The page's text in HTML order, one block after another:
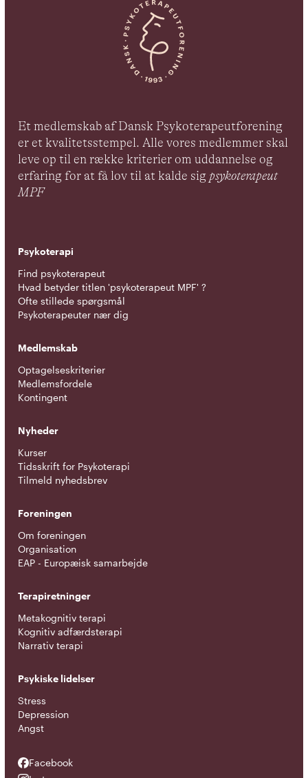
Et medlemskab af Dansk Psykoterapeutforening
er et kvalitetsstempel. Alle vores medlemmer skal
leve op til en række kriterier om uddannelse og
erfaring for at få lov til at kalde sig psykoterapeut
MPF
Psykoterapi
Find psykoterapeut
Hvad betyder titlen 'psykoterapeut MPF' ?
Ofte stillede spørgsmål
Psykoterapeuter nær dig
Medlemskab
Optagelseskriterier
Medlemsfordele
Kontingent
Nyheder
Kurser
Tidsskrift for Psykoterapi
Tilmeld nyhedsbrev
Foreningen
Om foreningen
Organisation
EAP - Europæisk samarbejde
Terapiretninger
Metakognitiv terapi
Kognitiv adfærdsterapi
Narrativ terapi
Psykiske lidelser
Stress
Depression
Angst
Facebook
Facebook